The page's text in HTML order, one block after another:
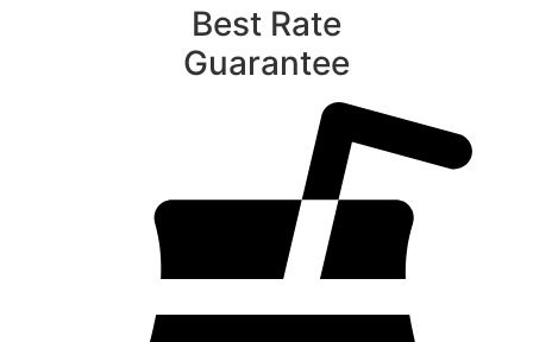
Best Rate
Guarantee